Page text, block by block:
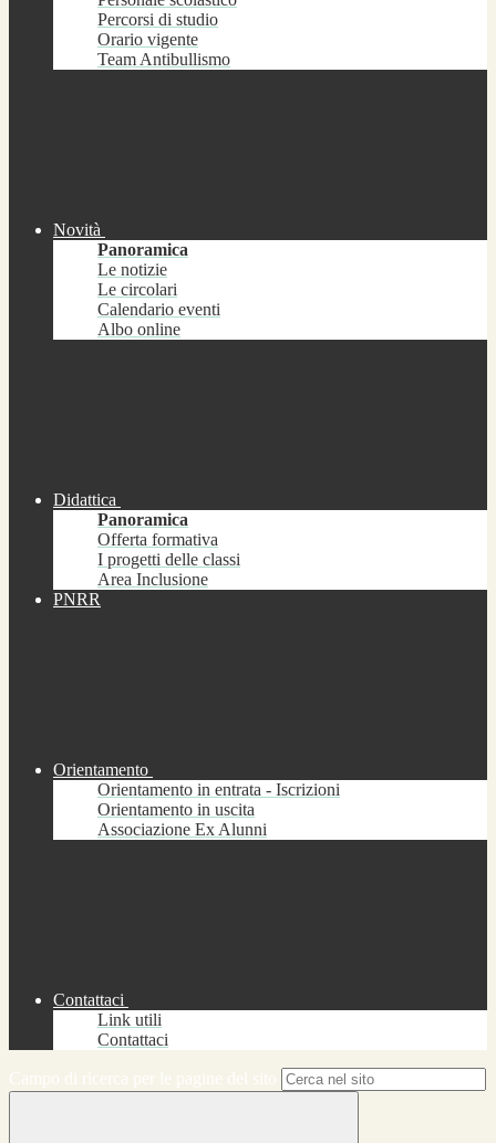
Percorsi di studio
Orario vigente
Team Antibullismo
Novità
Panoramica
Le notizie
Le circolari
Calendario eventi
Albo online
Didattica
Panoramica
Offerta formativa
I progetti delle classi
Area Inclusione
PNRR
Orientamento
Orientamento in entrata - Iscrizioni
Orientamento in uscita
Associazione Ex Alunni
Contattaci
Link utili
Contattaci